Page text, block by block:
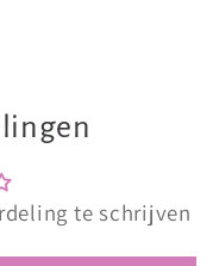
te schrijven